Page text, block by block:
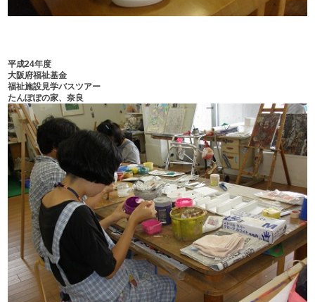
平成24年度
大阪府福祉基金
福祉施設見学バスツアー
たんぽぽの家、奈良